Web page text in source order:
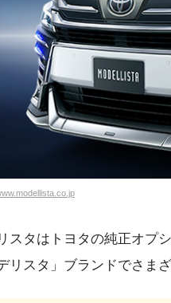
スタはトヨタの純正オプ
リスタ」ブランドでさま